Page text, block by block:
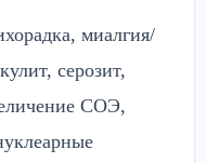
миалгия/
серозит,
СОЭ,